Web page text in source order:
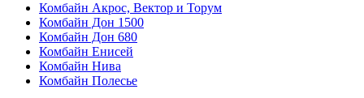
Комбайн Акрос, Вектор и Торум
Комбайн Дон 1500
Комбайн Дон 680
Комбайн Енисей
Комбайн Нива
Комбайн Полесье